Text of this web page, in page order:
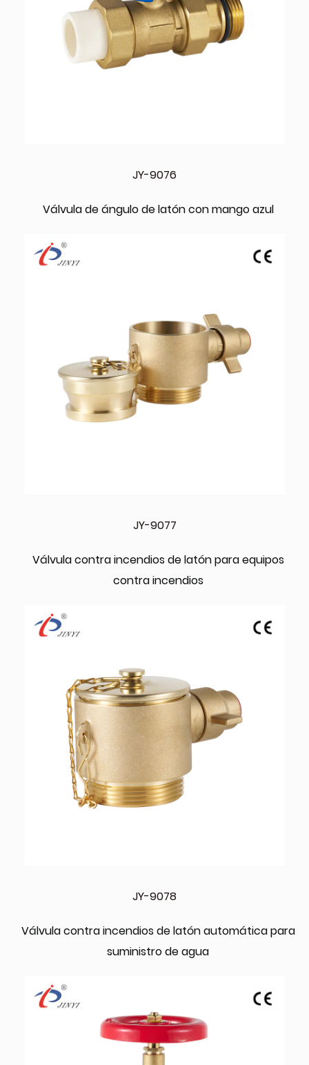
JY-9076
Válvula de ángulo de latón con mango azul
JY-9077
Válvula contra incendios de latón para equipos
contra incendios
JY-9078
Válvula contra incendios de latón automática para
suministro de agua